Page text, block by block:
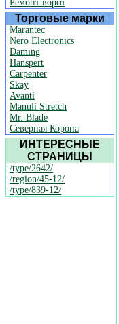
Ремонт ворот
Торговые марки
Marantec
Nero Electronics
Daming
Hanspert
Carpenter
Skay
Avanti
Manuli Stretch
Mr. Blade
Северная Корона
ИНТЕРЕСНЫЕ
СТРАНИЦЫ
/type/2642/
/region/45-12/
/type/839-12/